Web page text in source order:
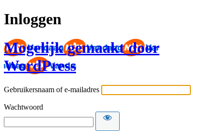
Inloggen
Mogelijk gemaakt door
WordPress
Gebruikersnaam of e-mailadres
Wachtwoord